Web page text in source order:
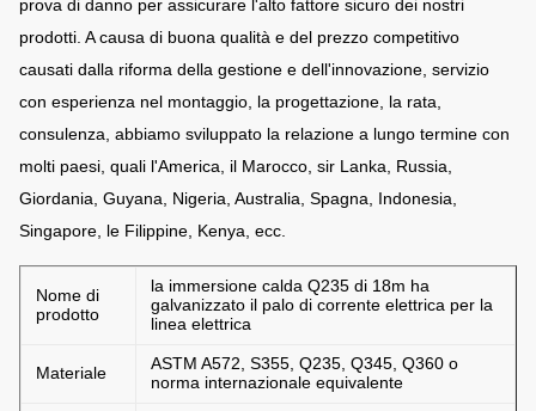
prova di danno per assicurare l'alto fattore sicuro dei nostri
prodotti. A causa di buona qualità e del prezzo competitivo
causati dalla riforma della gestione e dell'innovazione, servizio
con esperienza nel montaggio, la progettazione, la rata,
consulenza, abbiamo sviluppato la relazione a lungo termine con
molti paesi, quali l'America, il Marocco, sir Lanka, Russia,
Giordania, Guyana, Nigeria, Australia, Spagna, Indonesia,
Singapore, le Filippine, Kenya, ecc.
Nome di
prodotto
la immersione calda Q235 di 18m ha
galvanizzato il palo di corrente elettrica per la
linea elettrica
Materiale
ASTM A572, S355, Q235, Q345, Q360 o
norma internazionale equivalente